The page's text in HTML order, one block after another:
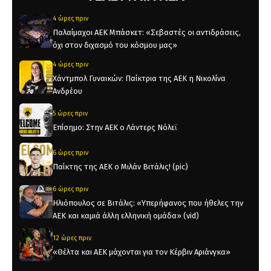
4 ώρες πριν
Παλαίμαχοι ΑΕΚ Μπάσκετ: «Σεβαστές οι αντιδράσεις,
όχι στον διχασμό του κόσμου μας»
4 ώρες πριν
Χάντμπολ Γυναικών: Παίκτρια της ΑΕΚ η Νικολίνα
Ανδρέου
5 ώρες πριν
Επίσημο: Στην ΑΕΚ ο Λάντερς Νόλεϊ
6 ώρες πριν
Παίκτης της ΑΕΚ ο Μιλάν Βιτάλις! (pic)
6 ώρες πριν
Ηλιόπουλος σε Βιτάλις: «Υπερήφανος που ήθελες την
ΑΕΚ και καμιά άλλη ελληνική ομάδα» (vid)
12 ώρες πριν
«Θέλτα και ΑΕΚ μάχονται για τον Κέρβιν Αριάνγκα»